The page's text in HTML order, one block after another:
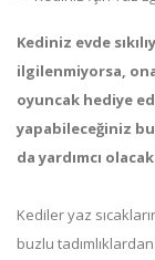
Kediniz evde
ilgilenmiyorsa,
oyuncak hediye
yapabileceğiniz
da yardımcı
Kediler yaz
buzlu